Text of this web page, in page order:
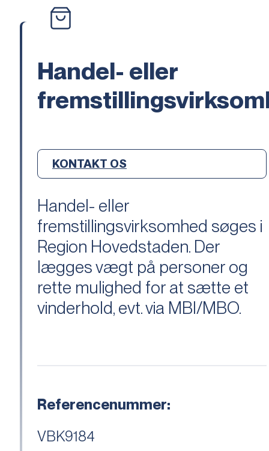
Handel- eller
KONTAKT OS
Handel- eller
fremstillingsvirksomhed søges i
Region Hovedstaden. Der
lægges vægt på personer og
rette mulighed for at sætte et
vinderhold, evt. via MBI/MBO.
Referencenummer:
VBK9184